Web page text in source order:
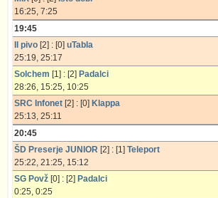
16:25, 7:25
19:45
Il pivo [2] : [0] uTabla
25:19, 25:17
Solchem [1] : [2] Padalci
28:26, 15:25, 10:25
SRC Infonet [2] : [0] Klappa
25:13, 25:11
20:45
ŠD Preserje JUNIOR [2] : [1] Teleport
25:22, 21:25, 15:12
SG Povž [0] : [2] Padalci
0:25, 0:25